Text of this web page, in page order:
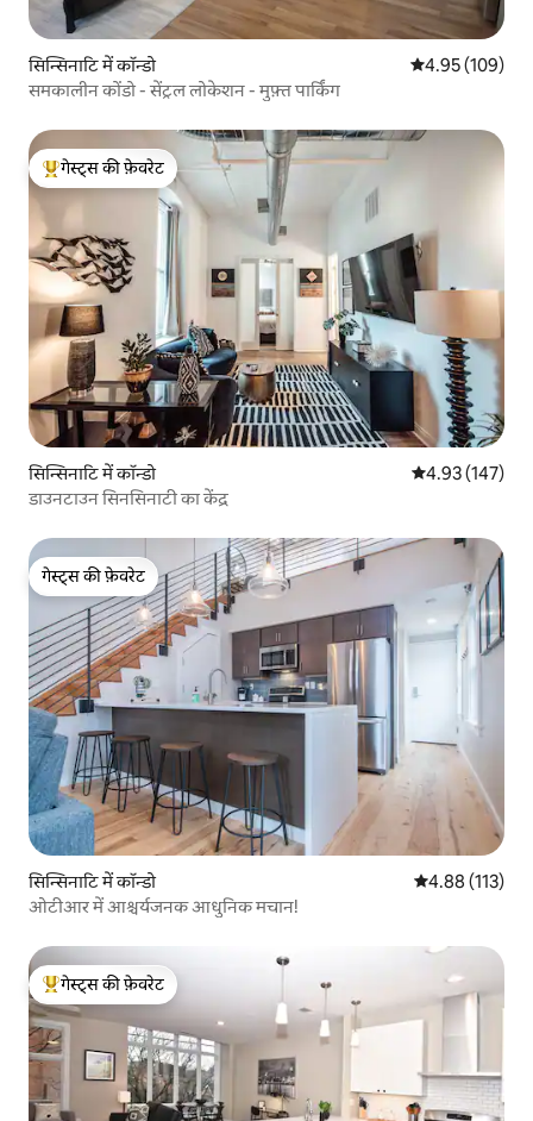
सिन्सिनाटि में कॉन्डो औसत रेटिंग 5 में से
4.95 (109)
समकालीन कोंडो - सेंट्रल लोकेशन - मुफ़्त पार्किंग
गेस्ट्स का टॉप फ़ेवरेट
गेस्ट्स की फ़ेवरेट
सिन्सिनाटि में कॉन्डो औसत रेटिंग 5 में से
4.93 (147)
डाउनटाउन सिनसिनाटी का केंद्र
गेस्ट्स की फ़ेवरेट
गेस्ट्स की फ़ेवरेट
सिन्सिनाटि में कॉन्डो औसत रेटिंग 5 में से
4.88 (113)
ओटीआर में आश्चर्यजनक आधुनिक मचान!
गेस्ट्स का टॉप फ़ेवरेट
गेस्ट्स की फ़ेवरेट